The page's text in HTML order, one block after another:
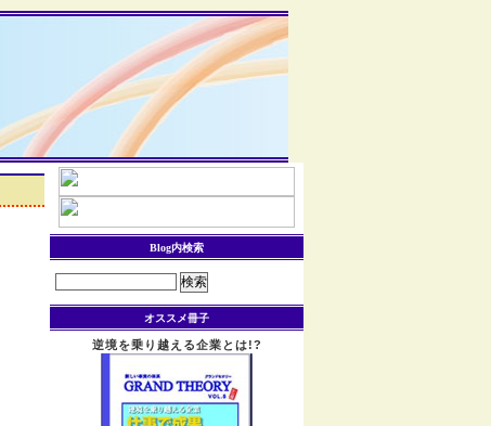
Blog内検索
オススメ冊子
逆境を乗り越える企業とは!?